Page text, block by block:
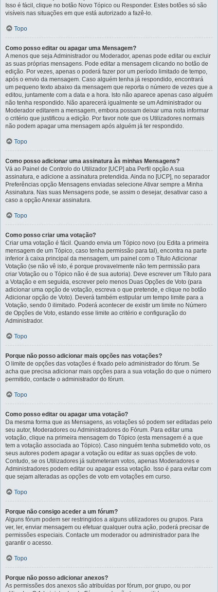
Isso é fácil, clique no botão Novo Tópico ou Responder. Estes botões só são
visíveis nas situações em que está autorizado a fazê-lo.
Topo
Como posso editar ou apagar uma Mensagem?
A menos que seja Administrador ou Moderador, apenas pode editar ou excluir
as suas próprias mensagens. Pode editar a mensagem clicando no botão de
edição. Por vezes, apenas o poderá fazer por um período limitado de tempo,
após o envio da mensagem. Caso alguém tenha já respondido, encontrará
um pequeno texto abaixo da mensagem que reporta o número de vezes que a
editou, juntamente com a data e a hora. Isto não aparece apenas caso alguém
não tenha respondido. Não aparecerá igualmente se um Administrador ou
Moderador editarem a mensagem, embora possam deixar uma nota informar
o critério que justificou a edição. Por favor note que os Utilizadores normais
não podem apagar uma mensagem após alguém já ter respondido.
Topo
Como posso adicionar uma assinatura às minhas Mensagens?
Vá ao Painel de Controlo do Utilizador [UCP] aba Perfil opção A sua
assinatura, e adicione a assinatura pretendida. Ainda no [UCP], no separador
Preferências opção Mensagens enviadas selecione Ativar sempre a Minha
Assinatura. Nas suas Mensagens pode, se assim o desejar, desativar caso a
caso a opção Anexar assinatura.
Topo
Como posso criar uma votação?
Criar uma votação é fácil. Quando envia um Tópico novo (ou Edita a primeira
mensagem de um Tópico, caso tenha permissão para tal), encontra na parte
inferior à caixa principal da mensagem, um painel com o Título Adicionar
Votação (se não vê isto, é porque provavelmente não tem permissão para
criar Votação ou o Tópico não é de sua autoria). Deve escrever um Título para
a Votação e em seguida, escrever pelo menos Duas Opções de Voto (para
adicionar uma opção de votação, escreva o que pretende, e clique no botão
Adicionar opção de Voto). Deverá também estipular um tempo limite para a
Votação, sendo 0 ilimitado. Poderá acontecer de existir um limite no Número
de Opções de Voto, estando esse limite ao critério e configuração do
Administrador.
Topo
Porque não posso adicionar mais opções nas votações?
O limite de opções das votações é fixado pelo administrador do fórum. Se
acha que precisa adicionar mais opções para a sua votação do que o número
permitido, contacte o administrador do fórum.
Topo
Como posso editar ou apagar uma votação?
Da mesma forma que as Mensagens, as votações só podem ser editadas pelo
seu autor, Moderadores ou Administradores do Fórum. Para editar uma
votação, clique na primeira mensagem do Tópico (esta mensagem é a que
tem a votação associada ao Tópico). Caso ninguém tenha submetido voto, os
seus autores podem apagar a votação ou editar as suas opções de voto.
Contudo, se os Utilizadores já submeteram votos, apenas Moderadores e
Administradores podem editar ou apagar essa votação. Isso é para evitar com
que sejam alteradas as opções de voto em votações em curso.
Topo
Porque não consigo aceder a um fórum?
Alguns fórum podem ser restringidos a alguns utilizadores ou grupos. Para
ver, ler, enviar mensagem ou efetuar qualquer outra ação, poderá precisar de
permissões especiais. Contacte um moderador ou administrador para lhe
garantir o acesso.
Topo
Porque não posso adicionar anexos?
As permissões dos anexos são atribuídas por fórum, por grupo, ou por